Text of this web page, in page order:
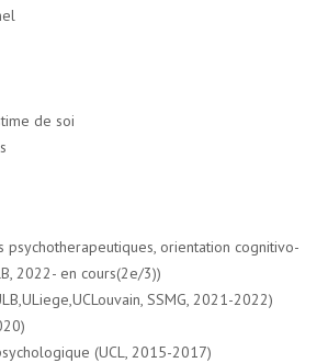
de soi
psychotherapeutiques, orientation cognitivo-
2022- en cours(2e/3))
SSMG, 2021-2022)
(UCL, 2015-2017)